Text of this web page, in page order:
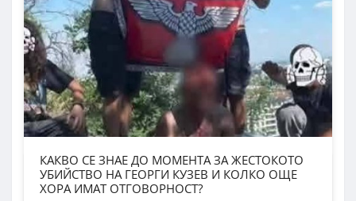
КАКВО СЕ ЗНАЕ ДО МОМЕНТА ЗА ЖЕСТОКОТО
УБИЙСТВО НА ГЕОРГИ КУЗЕВ И КОЛКО ОЩЕ
ХОРА ИМАТ ОТГОВОРНОСТ?